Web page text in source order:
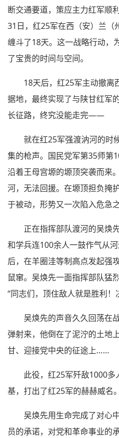
断交通要道，策应主力红军顺
31日，红25军在西（安）兰（
缠斗了18天。这一战略行动，
了宝贵的时间与空间。
18天后，红25军主动撤离
据地，最终实现了与陕甘红军
长征路，终究没能走完——
就在红25军强渡汭河的时
集的枪声。国民党军第35师第
沿着王母宫塬的塬顶突袭而来
河，无法回援。在塬顶担负掩
于被动，形势又一次陷入危急之
正在指挥部队渡河的吴焕
和学兵连100余人一鼓作气从
后，在羊圈洼等制高点发起强
鼠窜。吴焕先一面指挥部队猛
“同志们，顶住敌人就是胜利
吴焕先的声音久久回荡在
弹射来，他倒在了泥泞的土地
甘、迎接党中央的征途上……
此役，红25军歼敌1000
基，打出了红25军的赫赫威名。
吴焕先用生命完成了对心
员的承诺，对党和革命事业的承